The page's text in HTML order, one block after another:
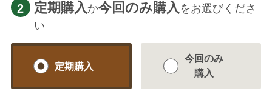
2 定期購入 か今回のみ購入 をお選びくださ
い
定期購入
今回のみ
購入